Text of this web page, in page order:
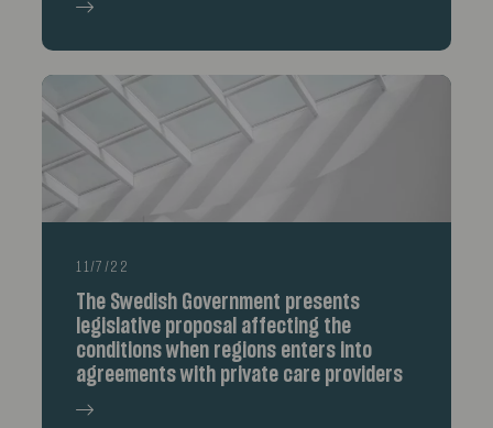
11/7/22
The Swedish Government presents
legislative proposal affecting the
conditions when regions enters into
agreements with private care providers